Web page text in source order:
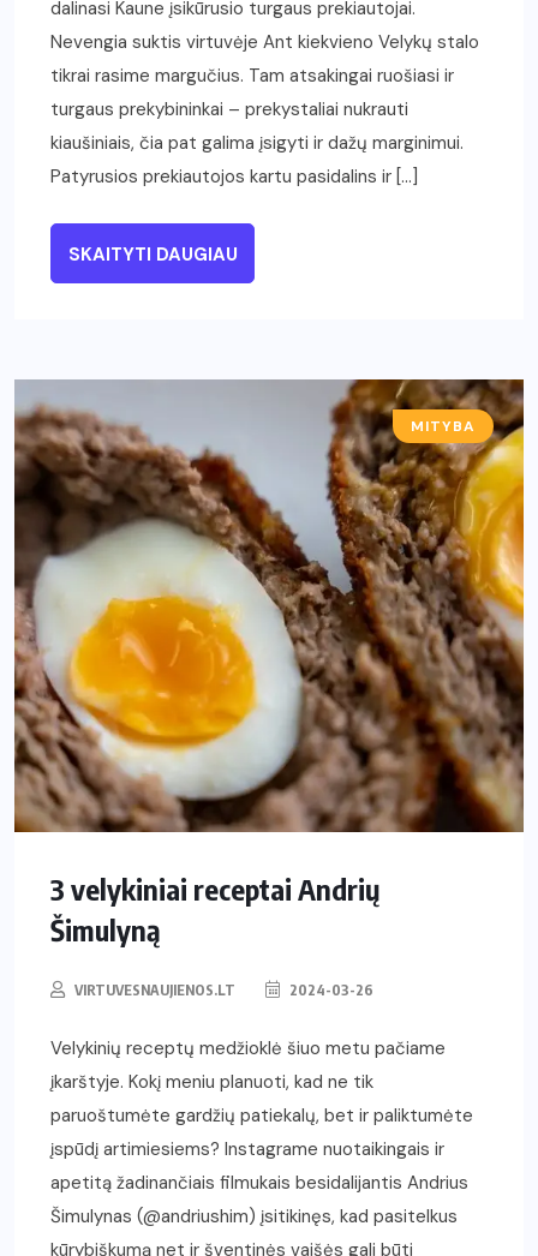
dalinasi Kaune įsikūrusio turgaus prekiautojai.
Nevengia suktis virtuvėje Ant kiekvieno Velykų stalo
tikrai rasime margučius. Tam atsakingai ruošiasi ir
turgaus prekybininkai – prekystaliai nukrauti
kiaušiniais, čia pat galima įsigyti ir dažų marginimui.
Patyrusios prekiautojos kartu pasidalins ir […]
SKAITYTI DAUGIAU
MITYBA
3 velykiniai receptai Andrių
Šimulyną
VIRTUVESNAUJIENOS.LT 2024-03-26
Velykinių receptų medžioklė šiuo metu pačiame
įkarštyje. Kokį meniu planuoti, kad ne tik
paruoštumėte gardžių patiekalų, bet ir paliktumėte
įspūdį artimiesiems? Instagrame nuotaikingais ir
apetitą žadinančiais filmukais besidalijantis Andrius
Šimulynas (@andriushim) įsitikinęs, kad pasitelkus
kūrybiškumą net ir šventinės vaišės gali būti